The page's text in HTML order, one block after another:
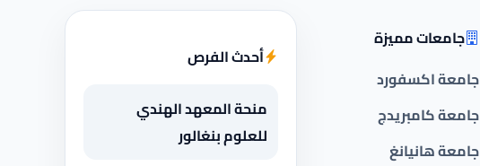
جامعات مميزة
جامعة اكسفورد
جامعة كامبريدج
جامعة هانيانغ
أحدث الفرص
منحة المعهد الهندي
للعلوم بنغالور